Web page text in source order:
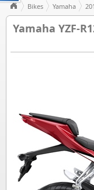
Bikes Yamaha
Yamaha YZF-